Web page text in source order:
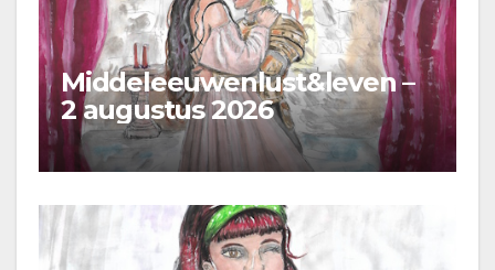
Middeleeuwenlust&leven –
2 augustus 2026